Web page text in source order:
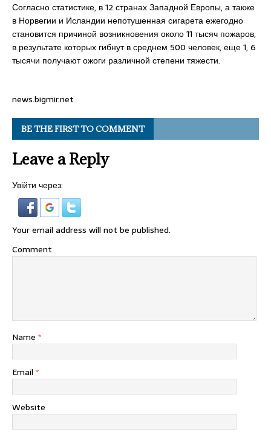
Согласно статистике, в 12 странах Западной Европы, а также
в Норвегии и Исландии непотушенная сигарета ежегодно
становится причиной возникновения около 11 тысяч пожаров,
в результате которых гибнут в среднем 500 человек, еще 1, 6
тысячи получают ожоги различной степени тяжести.
news.bigmir.net
BE THE FIRST TO COMMENT
Leave a Reply
Увійти через:
Your email address will not be published.
Comment
Name *
Email *
Website